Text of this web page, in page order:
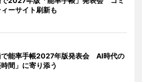
ーサイト刷新も
で能率手帳2027年版発表会 AI時代の
時間」に寄り添う